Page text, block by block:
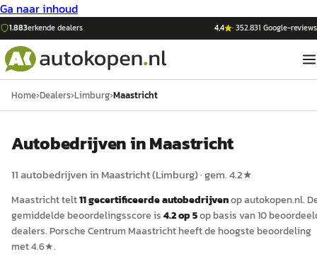
Ga naar inhoud
1.883erkende dealers 4,4 ·352.831 Google-reviews
Home›Dealers›Limburg›Maastricht
Autobedrijven inMaastricht
11autobedrijven in Maastricht(Limburg)· gem.4.2★
Maastrichttelt11gecertificeerdeautobedrijvenopautokopen.nl.
gemiddelde beoordelingsscore is4.2op 5op basis van10
dealers. Porsche Centrum Maastrichtheeft de hoogste beoordeling
met4.6★.